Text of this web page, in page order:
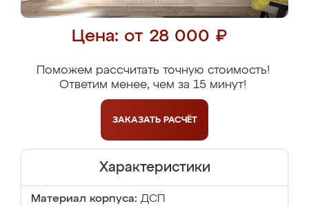
Цена: от 28 000 ₽
Поможем рассчитать точную стоимость!
Ответим менее, чем за 15 минут!
ЗАКАЗАТЬ РАСЧЁТ
Характеристики
Материал корпуса: ДСП